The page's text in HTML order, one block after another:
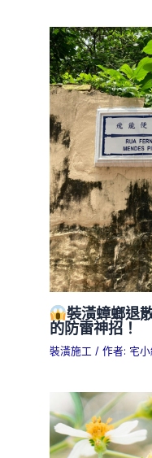
裝潢蟑螂退
的防雷神招！
裝潢施工 / 作者: 宅小